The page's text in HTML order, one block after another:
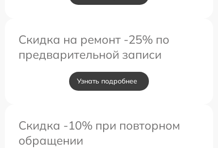
Скидка на ремонт -25% по
предварительной записи
Узнать подробнее
Скидка -10% при повторном
обращении